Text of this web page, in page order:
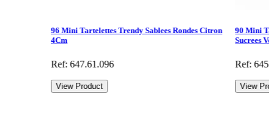
96 Mini Tartelettes Trendy Sablees Rondes Citron
4Cm
Ref: 647.61.096
View Product
90 Mini
Sucrees
Ref:
View